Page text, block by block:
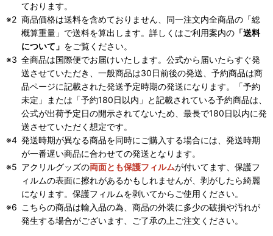
ております。
商品価格は送料を含めておりません、同一注文内全商品の「総
概算重量」で送料を算出します。詳しくはご利用案内の 「送料
について」 をご覧ください。
全商品は国際便でお届けいたします。公式から届いたらすぐ発
送させていただき、一般商品は30日前後の発送、予約商品は商
品ページに記載された発送予定時期の発送になります。「予約
未定」または「予約180日以内」と記載されている予約商品は、
公式が出荷予定日の開示されてないため、最長で180日以内に発
送させていただく想定です。
発送時期が異なる商品を同時にご購入する場合には、発送時期
が一番遅い商品に合わせての発送となります。
アクリルグッズの両面とも保護フィルムが付いてます、保護フ
ィルムの表面に擦れがあるかもしれませんが、剥がしたら綺麗
になります。保護フィルムを剥いてからご使用ください。
こちらの商品は輸入品の為、商品の外装に多少の破損や汚れが
発生する場合がございます、ご了承の上ご注文ください。